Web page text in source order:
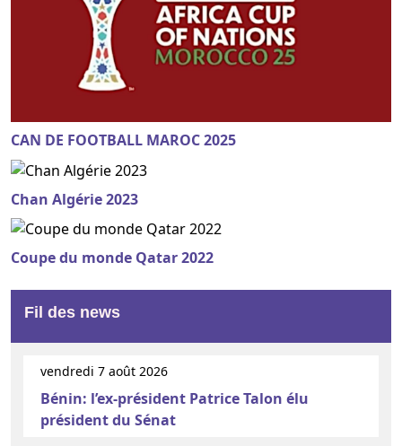
CAN DE FOOTBALL MAROC 2025
Chan Algérie 2023
Coupe du monde Qatar 2022
Fil des news
vendredi 7 août 2026
Bénin: l’ex-président Patrice Talon élu
président du Sénat